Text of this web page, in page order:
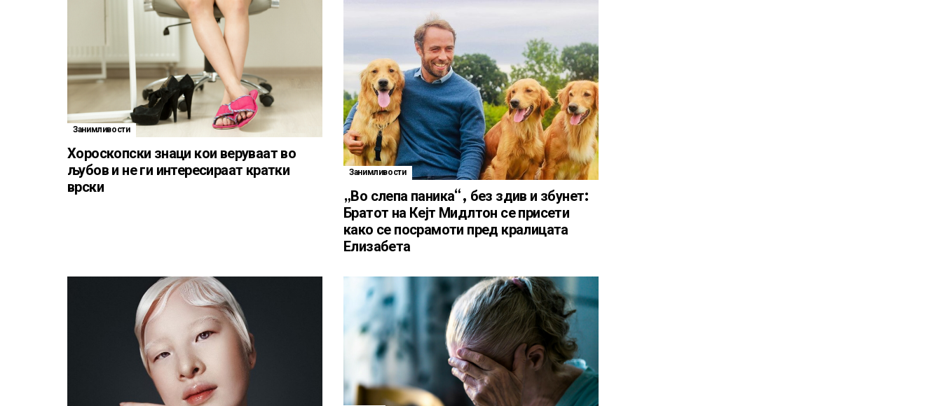
Занимливости
Хороскопски знаци кои веруваат во
љубов и не ги интересираат кратки
врски
Занимливости
„Во слепа паника“, без здив и збунет:
Братот на Кејт Мидлтон се присети
како се посрамоти пред кралицата
Елизабета